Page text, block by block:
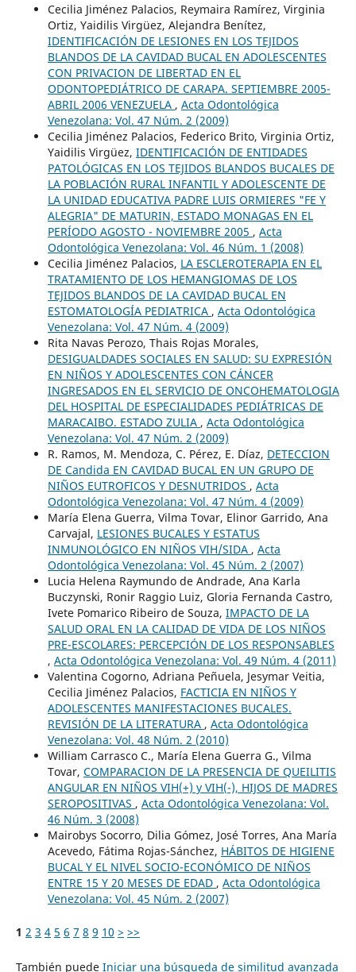
Cecilia Jiménez Palacios, Reymaira Ramírez, Virginia
Ortiz, Yaidilis Virgüez, Alejandra Benítez,
IDENTIFICACIÓN DE LESIONES EN LOS TEJIDOS
BLANDOS DE LA CAVIDAD BUCAL EN ADOLESCENTES
CON PRIVACION DE LIBERTAD EN EL
ODONTOPEDIÁTRICO DE CARAPA. SEPTIEMBRE 2005-
ABRIL 2006 VENEZUELA , Acta Odontológica
Venezolana: Vol. 47 Núm. 2 (2009)
Cecilia Jiménez Palacios, Federico Brito, Virginia Ortiz,
Yaidilis Virgüez, IDENTIFICACIÓN DE ENTIDADES
PATOLÓGICAS EN LOS TEJIDOS BLANDOS BUCALES DE
LA POBLACIÓN RURAL INFANTIL Y ADOLESCENTE DE
LA UNIDAD EDUCATIVA PADRE LUIS ORMIERES "FE Y
ALEGRIA" DE MATURIN, ESTADO MONAGAS EN EL
PERÍODO AGOSTO - NOVIEMBRE 2005 , Acta
Odontológica Venezolana: Vol. 46 Núm. 1 (2008)
Cecilia Jiménez Palacios, LA ESCLEROTERAPIA EN EL
TRATAMIENTO DE LOS HEMANGIOMAS DE LOS
TEJIDOS BLANDOS DE LA CAVIDAD BUCAL EN
ESTOMATOLOGÍA PEDIATRICA , Acta Odontológica
Venezolana: Vol. 47 Núm. 4 (2009)
Rita Navas Perozo, Thais Rojas Morales,
DESIGUALDADES SOCIALES EN SALUD: SU EXPRESIÓN
EN NIÑOS Y ADOLESCENTES CON CÁNCER
INGRESADOS EN EL SERVICIO DE ONCOHEMATOLOGIA
DEL HOSPITAL DE ESPECIALIDADES PEDIÁTRICAS DE
MARACAIBO. ESTADO ZULIA , Acta Odontológica
Venezolana: Vol. 47 Núm. 2 (2009)
R. Ramos, M. Mendoza, C. Pérez, E. Díaz, DETECCION
DE Candida EN CAVIDAD BUCAL EN UN GRUPO DE
NIÑOS EUTROFICOS Y DESNUTRIDOS , Acta
Odontológica Venezolana: Vol. 47 Núm. 4 (2009)
María Elena Guerra, Vilma Tovar, Elinor Garrido, Ana
Carvajal, LESIONES BUCALES Y ESTATUS
INMUNOLÓGICO EN NIÑOS VIH/SIDA , Acta
Odontológica Venezolana: Vol. 45 Núm. 2 (2007)
Lucia Helena Raymundo de Andrade, Ana Karla
Buczynski, Ronir Raggio Luiz, Gloria Fernanda Castro,
Ivete Pomarico Ribeiro de Souza, IMPACTO DE LA
SALUD ORAL EN LA CALIDAD DE VIDA DE LOS NIÑOS
PRE-ESCOLARES: PERCEPCIÓN DE LOS RESPONSABLES
, Acta Odontológica Venezolana: Vol. 49 Núm. 4 (2011)
Valentina Cogorno, Adriana Peñuela, Jesymar Veitia,
Cecilia Jiménez Palacios, FACTICIA EN NIÑOS Y
ADOLESCENTES MANIFESTACIONES BUCALES.
REVISIÓN DE LA LITERATURA , Acta Odontológica
Venezolana: Vol. 48 Núm. 2 (2010)
William Carrasco C., María Elena Guerra G., Vilma
Tovar, COMPARACION DE LA PRESENCIA DE QUEILITIS
ANGULAR EN NIÑOS VIH(+) y VIH(-), HIJOS DE MADRES
SEROPOSITIVAS , Acta Odontológica Venezolana: Vol.
46 Núm. 3 (2008)
Mairobys Socorro, Dilia Gómez, José Torres, Ana María
Acevedo, Fátima Rojas-Sánchez, HÁBITOS DE HIGIENE
BUCAL Y EL NIVEL SOCIO-ECONÓMICO DE NIÑOS
ENTRE 15 Y 20 MESES DE EDAD , Acta Odontológica
Venezolana: Vol. 45 Núm. 2 (2007)
1 2 3 4 5 6 7 8 9 10 > >>
También puede Iniciar una búsqueda de similitud avanzada